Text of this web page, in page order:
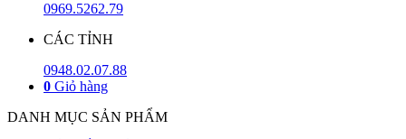
0969.5262.79
CÁC TỈNH
0948.02.07.88
0 Giỏ hàng
DANH MỤC SẢN PHẨM